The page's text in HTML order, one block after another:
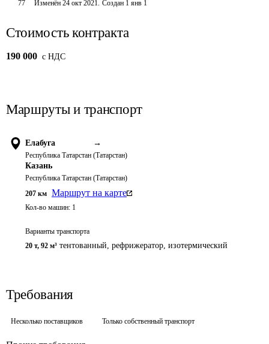
77 Изменён24 окт 2021. Создан 1 янв 1
Стоимость контракта
190 000 c НДС
Маршруты и транспорт
Елабуга →
Республика Татарстан (Татарстан)
Казань
Республика Татарстан (Татарстан)
207 км Маршрут на карте
Кол-во машин: 1
Варианты транспорта
20 т, 92 м³ тентованный, рефрижератор, изотермический
Требования
Несколько поставщиков Только собственный транспорт